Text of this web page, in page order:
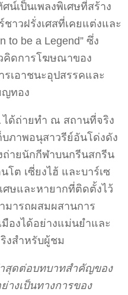
น์เป็นเพลงพิเศษที่สร้าง
าวฝรั่งเศสที่เคยแต่งและ
to be a Legend” ซึ่ง
คิดการโฆษณาของ
รเอาชนะอุปสรรคและ
ญทอง
ได้ถ่ายทำ ณ สถานที่จริง
บภาพอนุสาวรีย์อันโด่งดัง
ถ่ายนักกีฬาบนกรีนสกรีน
โต เซี่ยงไฮ้ และบาร์เซ
ศษและหายากที่ติดตั้งไว้
ารถผสมผสานการ
องได้อย่างแม่นยำและ
งสำหรับผู้ชม
สุดต่อบทบาทสำคัญของ
างเป็นทางการของ